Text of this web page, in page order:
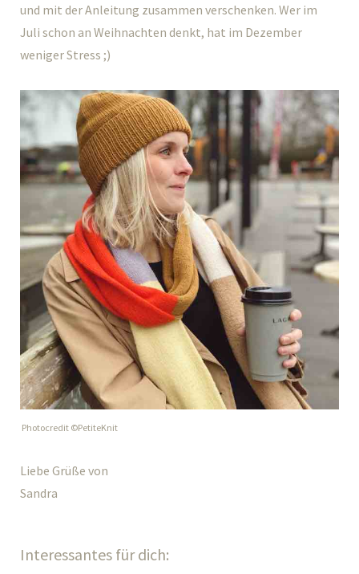
und mit der Anleitung zusammen verschenken. Wer im
Juli schon an Weihnachten denkt, hat im Dezember
weniger Stress ;)
Photocredit ©PetiteKnit
Liebe Grüße von
Sandra
Interessantes für dich: